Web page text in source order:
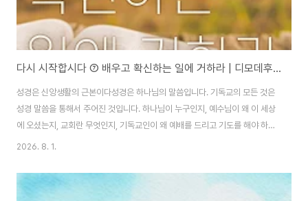
다시 시작합시다 ⑦ 배우고 확신하는 일에 거하라 | 디모데후서 3:14-17
성경은 신앙생활의 근본이다성경은 하나님의 말씀입니다. 기독교의 모든 것은
성경 말씀을 통해서 주어진 것입니다. 하나님이 누구인지, 예수님이 왜 이 세상
에 오셨는지, 교회란 무엇인지, 기독교인이 왜 예배를 드리고 기도를 해야 하는
지, 이 세상의 종말은 어떻게 되는지, 어떤 사람이 구원받고 천국에 갈 수 있는
시 성경을 알아야 합니다. 평생 신앙생활을 하면서 성경을 배우고 확신하는 일
에 거해야 합니다.형식적인 신앙을 경계하라예수님께서는 당시 이스라엘 백성
2026. 8. 1.